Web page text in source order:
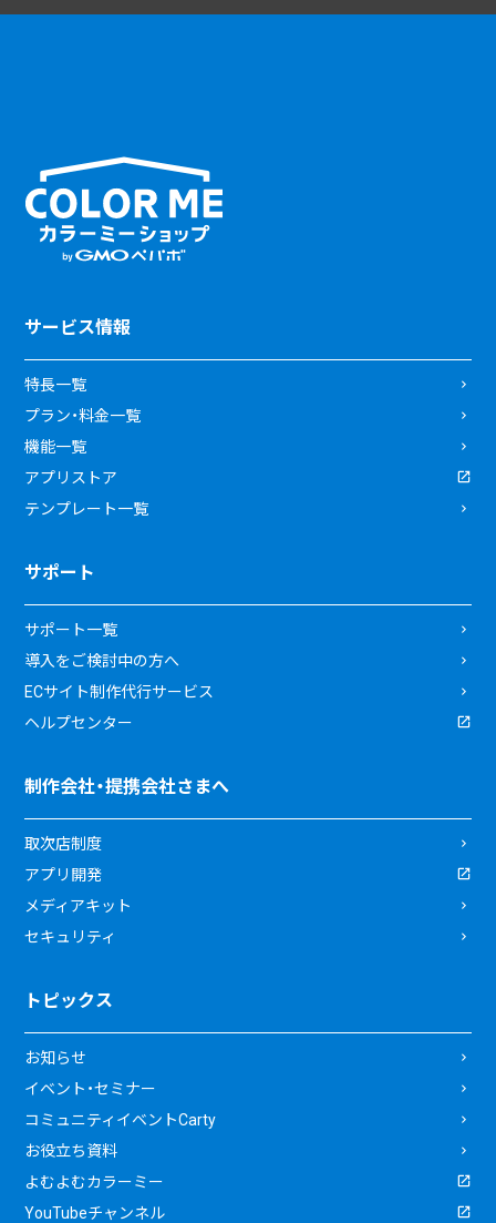
サービス情報
特長一覧
プラン・料金一覧
機能一覧
アプリストア
テンプレート一覧
サポート
サポート一覧
導入をご検討中の方へ
ECサイト制作代行サービス
ヘルプセンター
制作会社・提携会社さまへ
取次店制度
アプリ開発
メディアキット
セキュリティ
トピックス
お知らせ
イベント・セミナー
コミュニティイベントCarty
お役立ち資料
よむよむカラーミー
YouTubeチャンネル